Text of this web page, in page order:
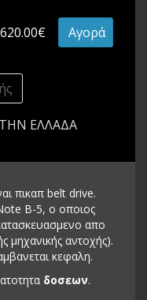
Αγορά
ΕΛΛΑΔΑ
πικαπ belt drive.
B-5, ο οποιος
απο
μηχανικής αντοχής).
κεφαλη.
δοσεων.